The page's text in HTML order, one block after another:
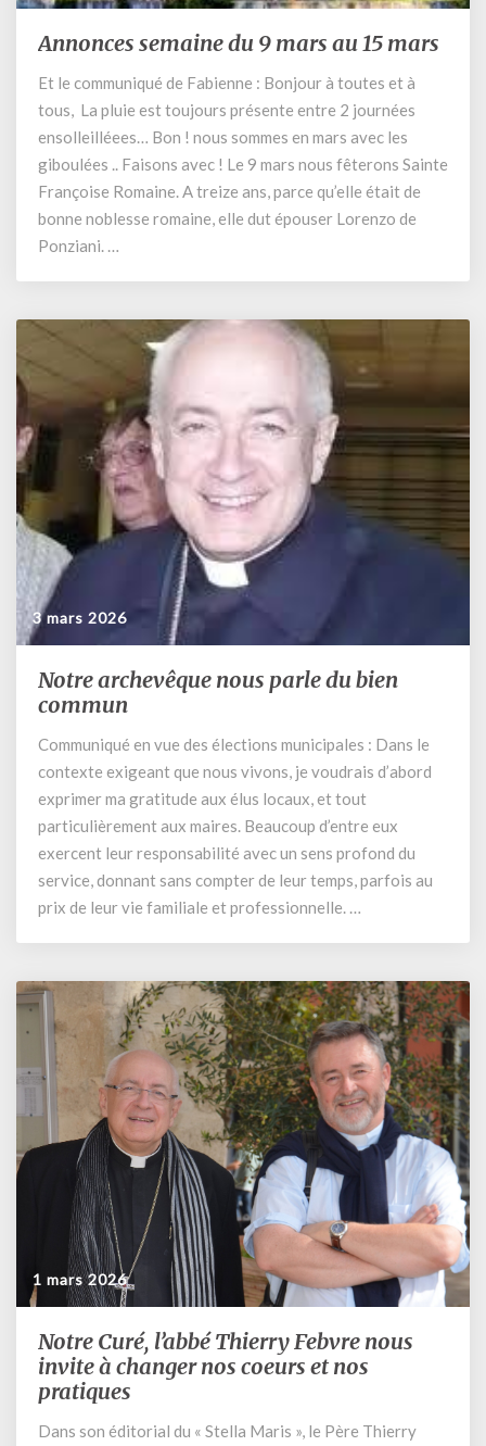
Annonces
du
9
mars
au
15
mars
Annonces semaine du 9 mars au 15 mars
Et le communiqué de Fabienne : Bonjour à toutes et à
tous, La pluie est toujours présente entre 2 journées
ensolleilléees… Bon ! nous sommes en mars avec les
giboulées .. Faisons avec ! Le 9 mars nous fêterons Sainte
Françoise Romaine. A treize ans, parce qu’elle était de
bonne noblesse romaine, elle dut épouser Lorenzo de
Ponziani. …
3 mars 2026
Notre
archevêque
parle
du
bien
commun
Notre archevêque nous parle du bien
commun
Communiqué en vue des élections municipales : Dans le
contexte exigeant que nous vivons, je voudrais d’abord
exprimer ma gratitude aux élus locaux, et tout
particulièrement aux maires. Beaucoup d’entre eux
exercent leur responsabilité avec un sens profond du
service, donnant sans compter de leur temps, parfois au
prix de leur vie familiale et professionnelle. …
1 mars 2026
Notre
Curé,
l’abbé
Thierry
Febvre
Notre Curé, l’abbé Thierry Febvre nous
invite à changer nos coeurs et nos
pratiques
Dans son éditorial du « Stella Maris », le Père Thierry